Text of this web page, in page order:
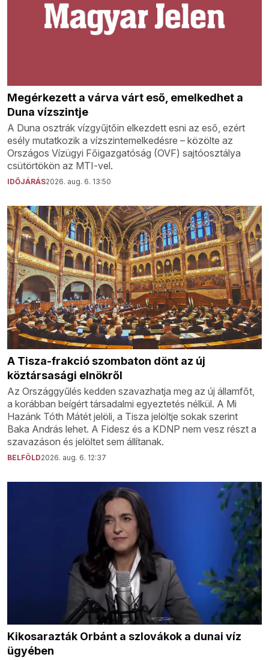
Megérkezett a várva várt eső, emelkedhet a
Duna vízszintje
A Duna osztrák vízgyűjtőin elkezdett esni az eső, ezért
esély mutatkozik a vízszintemelkedésre – közölte az
Országos Vízügyi Főigazgatóság (OVF) sajtóosztálya
csütörtökön az MTI-vel.
IDŐJÁRÁS2026. aug. 6. 13:50
A Tisza-frakció szombaton dönt az új
köztársasági elnökről
Az Országgyűlés kedden szavazhatja meg az új államfőt,
a korábban beígért társadalmi egyeztetés nélkül. A Mi
Hazánk Tóth Mátét jelöli, a Tisza jelöltje sokak szerint
Baka András lehet. A Fidesz és a KDNP nem vesz részt a
szavazáson és jelöltet sem állítanak.
BELFÖLD2026. aug. 6. 12:37
Kikosarazták Orbánt a szlovákok a dunai víz
ügyében